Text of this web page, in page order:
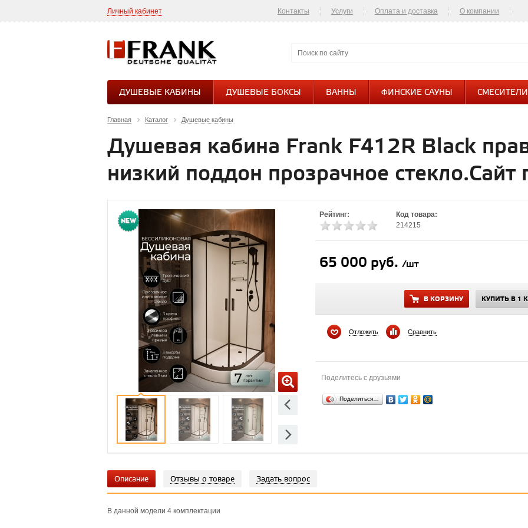
Личный кабинет Контакты Услуги Оплата и доставка О компании
ДУШЕВЫЕ КАБИНЫ ДУШЕВЫЕ БОКСЫ ВАННЫ ФИНСКИЕ САУНЫ СМЕСИТЕЛИ
Главная Каталог Душевые кабины
Душевая кабина Frank F412R Black
низкий поддон прозрачное стекло.Сайт
Рейтинг:
Код товара:
214215
65 000 руб. /шт
В КОРЗИНУ КУПИТЬ В 1
Отложить Сравнить
Поделитесь с друзьями
Поделиться…
Описание Отзывы о товаре Задать вопрос
В данной модели 4 комплектации